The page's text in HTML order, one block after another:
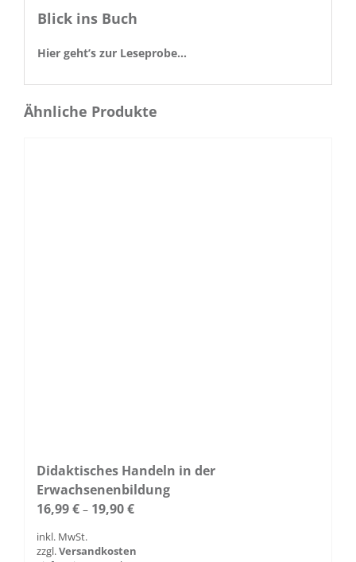
Blick ins Buch
Hier geht’s zur Leseprobe…
Ähnliche Produkte
Didaktisches Handeln in der
Erwachsenenbildung
16,99€ – 19,90€
inkl. MwSt.
zzgl.Versandkosten